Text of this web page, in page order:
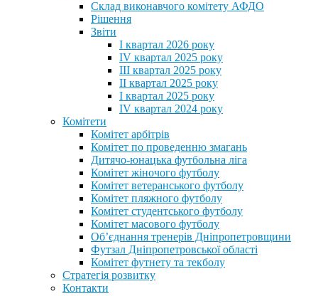
Склад виконавчого комітету АФДО
Рішення
Звіти
I квартал 2026 року
IV квартал 2025 року
III квартал 2025 року
II квартал 2025 року
I квартал 2025 року
IV квартал 2024 року
Комітети
Комітет арбітрів
Комітет по проведенню змагань
Дитячо-юнацька футбольна ліга
Комітет жіночого футболу
Комітет ветеранського футболу
Комітет пляжного футболу
Комітет студентського футболу
Комітет масового футболу
Обʼєднання тренерів Дніпропетровщини
Футзал Дніпропетровської області
Комітет футнету та текболу
Стратегія розвитку
Контакти